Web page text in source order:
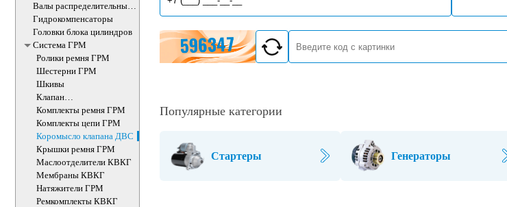
Валы распределительные
ДВС
Гидрокомпенсаторы
Головки блока цилиндров
Система ГРМ
Ролики ремня ГРМ
Шестерни ГРМ
Шкивы
Клапан
электромагнитный
изменения фаз ГРМ
Комплекты ремня ГРМ
Комплекты цепи ГРМ
Коромысло клапана ДВС
Крышки ремня ГРМ
Маслоотделители КВКГ
Мембраны КВКГ
Натяжители ГРМ
Ремкомплекты КВКГ
Популярные категории
Стартеры Генераторы